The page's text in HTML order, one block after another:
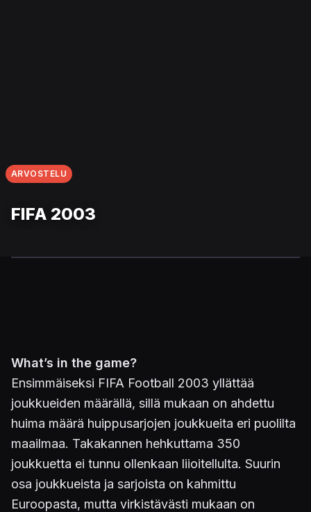
ARVOSTELU
FIFA 2003
What’s in the game?
Ensimmäiseksi FIFA Football 2003 yllättää
joukkueiden määrällä, sillä mukaan on ahdettu
huima määrä huippusarjojen joukkueita eri puolilta
maailmaa. Takakannen hehkuttama 350
joukkuetta ei tunnu ollenkaan liioitellulta. Suurin
osa joukkueista ja sarjoista on kahmittu
Euroopasta, mutta virkistävästi mukaan on